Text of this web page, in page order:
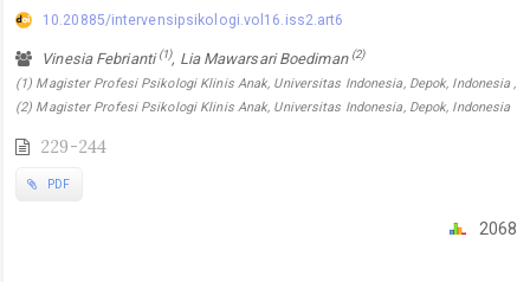
10.20885/intervensipsikologi.vol16.iss2.art6
Vinesia Febrianti(1), Lia Mawarsari Boediman (2)
(1) Magister Profesi Psikologi Klinis Anak, Universitas Indonesia, Depok, Indonesia ,
(2) Magister Profesi Psikologi Klinis Anak, Universitas Indonesia, Depok, Indonesia
229-244
PDF
2068